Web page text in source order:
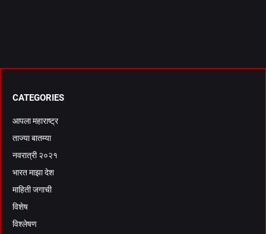
CATEGORIES
आपला महाराष्ट्र
ताज्या बातम्या
नवरात्री २०२१
भारत माझा देश
माहिती जगाची
विशेष
विश्लेषण